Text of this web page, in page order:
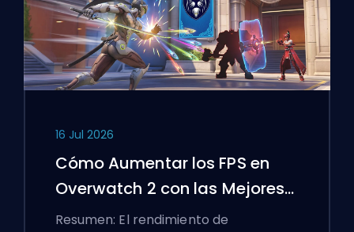
16 Jul 2026
Cómo Aumentar los FPS en
Overwatch 2 con las Mejores
Configuraciones
Resumen: El rendimiento de